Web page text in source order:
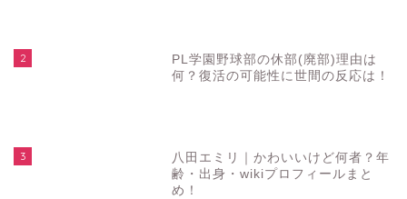
2
PL学園野球部の休部(廃部)理由は
何？復活の可能性に世間の反応は！
3
八田エミリ｜かわいいけど何者？年
齢・出身・wikiプロフィールまと
め！